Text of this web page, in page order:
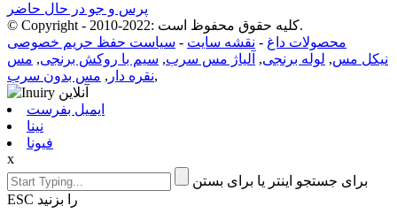
پرس و جو در حال حاضر
© Copyright - 2010-2022: کلیه حقوق محفوظ است.
محصولات داغ - نقشه سایت - سیاست حفظ حریم خصوصی
نیکل مس, لوله برنجی, آلیاژ مس سرب, سیم با روکش برنجی, مس
نقره دار , مس بدون سرب ,
ایمیل بفرست
نینا
فیونا
x
برای جستجو اینتر یا برای بستن
ESC را بزنید